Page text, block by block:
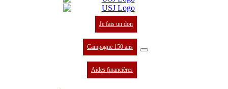
Je fais un don
Campagne 150 ans
Aides financières